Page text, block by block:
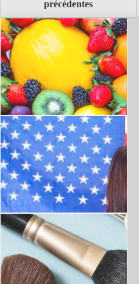
précédentes